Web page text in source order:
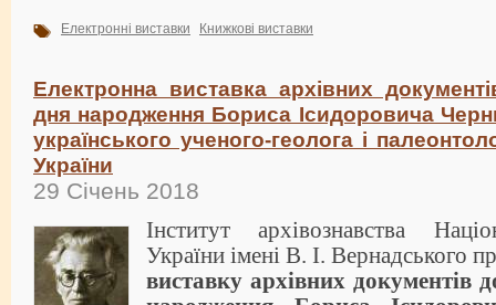
Електронні виставки Книжкові виставки
Електронна виставка архівних
дня народження Бориса Ісидоровича
українського ученого-геолога і
України
29 Січень 2018
Інститут архівознавства
України імені В. І. Вернадського
виставку архівних документів